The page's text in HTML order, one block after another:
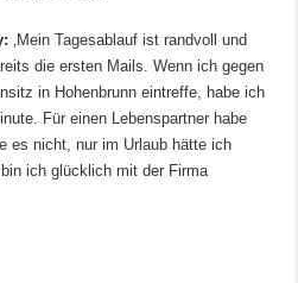
‚Mein Tagesablauf ist randvoll und
die ersten Mails. Wenn ich gegen
in Hohenbrunn eintreffe, habe ich
Für einen Lebenspartner habe
es nicht, nur im Urlaub hätte ich
ich glücklich mit der Firma